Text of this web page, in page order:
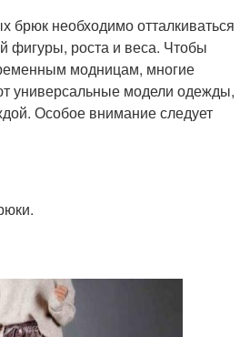
брюк необходимо отталкиваться
фигуры, роста и веса. Чтобы
модницам, многие
универсальные модели одежды,
Особое внимание следует